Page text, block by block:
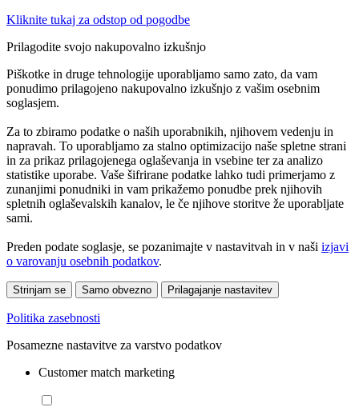
Kliknite tukaj za odstop od pogodbe
Prilagodite svojo nakupovalno izkušnjo
Piškotke in druge tehnologije uporabljamo samo zato, da vam
ponudimo prilagojeno nakupovalno izkušnjo z vašim osebnim
soglasjem.
Za to zbiramo podatke o naših uporabnikih, njihovem vedenju in
napravah. To uporabljamo za stalno optimizacijo naše spletne strani
in za prikaz prilagojenega oglaševanja in vsebine ter za analizo
statistike uporabe. Vaše šifrirane podatke lahko tudi primerjamo z
zunanjimi ponudniki in vam prikažemo ponudbe prek njihovih
spletnih oglaševalskih kanalov, le če njihove storitve že uporabljate
sami.
Preden podate soglasje, se pozanimajte v nastavitvah in v naši izjavi
o varovanju osebnih podatkov.
Strinjam se Samo obvezno Prilagajanje nastavitev
Politika zasebnosti
Posamezne nastavitve za varstvo podatkov
Customer match marketing